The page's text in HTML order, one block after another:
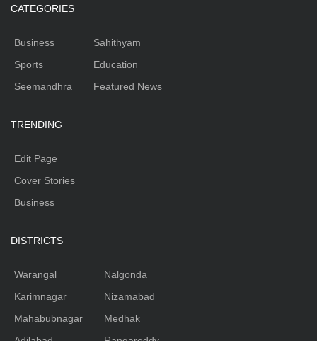
CATEGORIES
Business
Sports
Seemandhra
Sahithyam
Education
Featured News
TRENDING
Edit Page
Cover Stories
Business
DISTRICTS
Warangal
Karimnagar
Mahabubnagar
Nalgonda
Nizamabad
Medhak